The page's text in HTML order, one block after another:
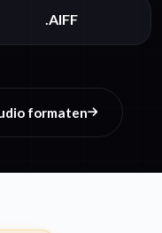
.AIFF
formaten